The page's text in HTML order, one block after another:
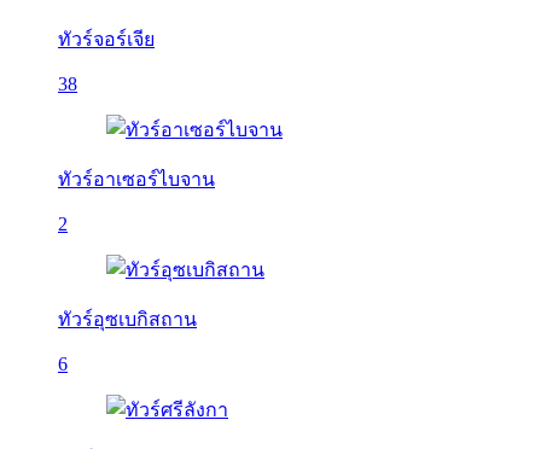
ทัวร์จอร์เจีย
38
ทัวร์อาเซอร์ไบจาน
2
ทัวร์อุซเบกิสถาน
6